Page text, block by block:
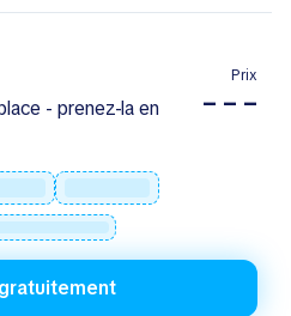
- prenez-la en
Prix
– – –